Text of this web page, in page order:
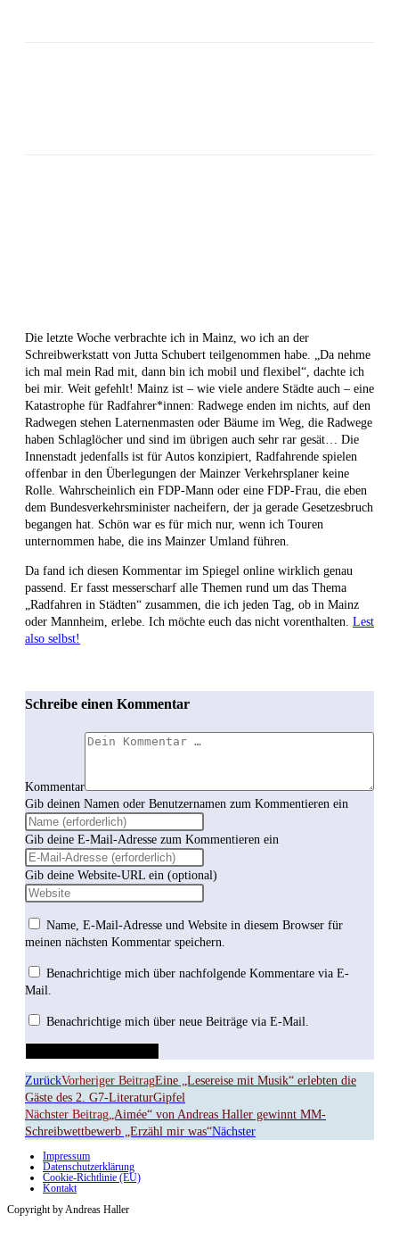
Die letzte Woche verbrachte ich in Mainz, wo ich an der
Schreibwerkstatt von Jutta Schubert teilgenommen habe. „Da nehme
ich mal mein Rad mit, dann bin ich mobil und flexibel“, dachte ich
bei mir. Weit gefehlt! Mainz ist – wie viele andere Städte auch – eine
Katastrophe für Radfahrer*innen: Radwege enden im nichts, auf den
Radwegen stehen Laternenmasten oder Bäume im Weg, die Radwege
haben Schlaglöcher und sind im übrigen auch sehr rar gesät… Die
Innenstadt jedenfalls ist für Autos konzipiert, Radfahrende spielen
offenbar in den Überlegungen der Mainzer Verkehrsplaner keine
Rolle. Wahrscheinlich ein FDP-Mann oder eine FDP-Frau, die eben
dem Bundesverkehrsminister nacheifern, der ja gerade Gesetzesbruch
begangen hat. Schön war es für mich nur, wenn ich Touren
unternommen habe, die ins Mainzer Umland führen.
Da fand ich diesen Kommentar im Spiegel online wirklich genau
passend. Er fasst messerscharf alle Themen rund um das Thema
„Radfahren in Städten“ zusammen, die ich jeden Tag, ob in Mainz
oder Mannheim, erlebe. Ich möchte euch das nicht vorenthalten. Lest
also selbst!
Schreibe einen Kommentar
Kommentar
Gib deinen Namen oder Benutzernamen zum Kommentieren ein
Gib deine E-Mail-Adresse zum Kommentieren ein
Gib deine Website-URL ein (optional)
Name, E-Mail-Adresse und Website in diesem Browser für
meinen nächsten Kommentar speichern.
Benachrichtige mich über nachfolgende Kommentare via E-
Mail.
Benachrichtige mich über neue Beiträge via E-Mail.
ZurückVorheriger BeitragEine „Lesereise mit Musik“ erlebten die
Gäste des 2. G7-LiteraturGipfel
Nächster Beitrag „Aimée“ von Andreas Haller gewinnt MM-
Schreibwettbewerb „Erzähl mir was“Nächster
Impressum
Datenschutzerklärung
Cookie-Richtlinie (EU)
Kontakt
Copyright by Andreas Haller